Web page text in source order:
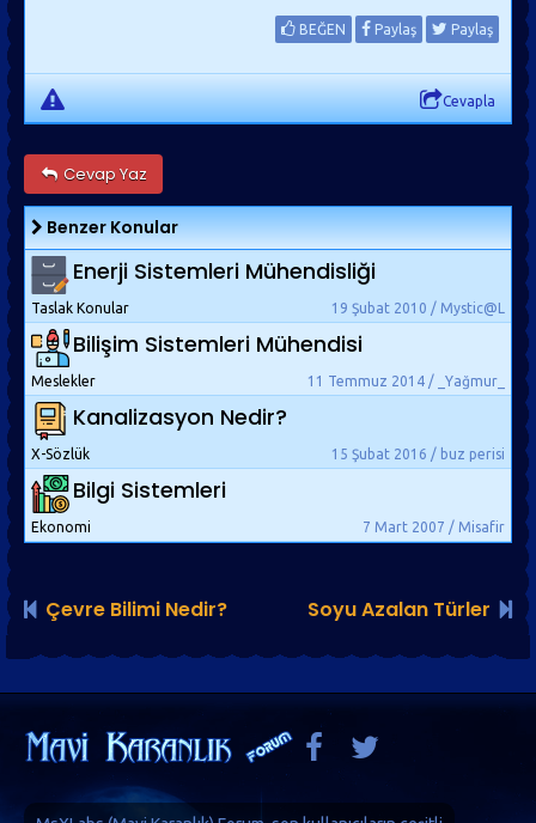
BEĞEN Paylaş Paylaş
Cevapla
Cevap Yaz
Benzer Konular
Enerji Sistemleri Mühendisliği
19 Şubat 2010 / Mystic@L
Taslak Konular
Bilişim Sistemleri Mühendisi
11 Temmuz 2014 / _Yağmur_
Meslekler
Kanalizasyon Nedir?
15 Şubat 2016 / buz perisi
X-Sözlük
Bilgi Sistemleri
7 Mart 2007 / Misafir
Ekonomi
Çevre Bilimi Nedir? Soyu Azalan Türler